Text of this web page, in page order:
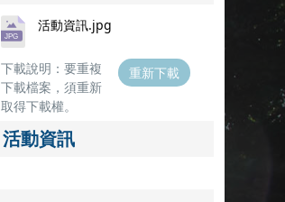
活動資訊.jpg
下載說明：要重複
下載檔案，須重新
取得下載權。
重新下載
活動資訊